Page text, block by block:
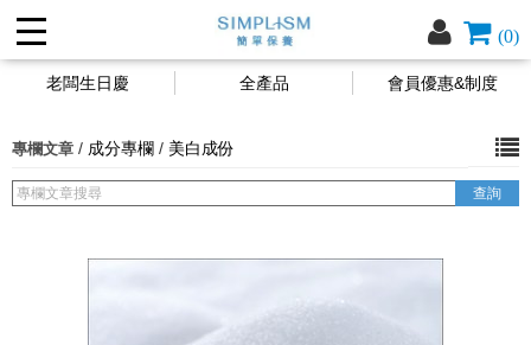
(0)
老闆生日慶 全產品 會員優惠&制度
專欄文章 / 成分專欄 / 美白成份